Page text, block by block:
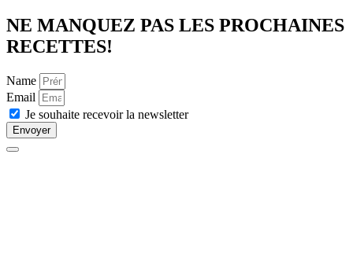
NE MANQUEZ PAS LES PROCHAINES
RECETTES!
Name
Email
Je souhaite recevoir la newsletter
Envoyer